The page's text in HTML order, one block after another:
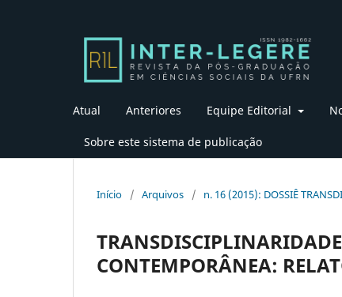
Atual Anteriores Equipe Editorial
Sobre este sistema de publicação
Início / Arquivos / n. 16 (2015): DOSSIÊ
CONTEMPORÂNEA: